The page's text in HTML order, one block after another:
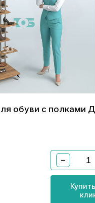
обуви с полками
−